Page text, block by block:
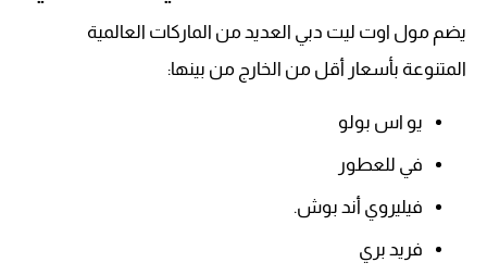
يضم مول اوت ليت دبي العديد من الماركات العالمية
المتنوعة بأسعار أقل من الخارج من بينها:
يو اس بولو
في للعطور
فيليروي أند بوش.
فريد بري